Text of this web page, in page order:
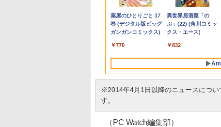
士通 NEC DELL HP等
Celeron 初めてパソコ
ンを使う方や初心者向
け メモリ4GB
HDD320GBまたは
SSD128GB
き ノートPC 1ヶ月保
ノートパソコン【中
古】
￥7,800
ソコン Lenovo
ThinkPad X390 第8世
代 Core i5 8265U メモ
リ8GB SSD 256GB
PCIe Win11 Pro 13.3
インチ フルHD WWAN
認証 顔認証 レノボ
￥14,800
11【Office付】
【Windows 11 Pro
64Bit搭載】DELL
Optiplexシリーズ
Core i5搭載/4G/新品
SSD 120GB/DVD-
￥24,800
G3 Pro Intel Core i3
10110U 16GB DDR4
64GBまで増設 512GB
SSD M.2 2242 最大8TB
Windows11 Pro mini
pc 4.1GHz WIFI6
応 ミニパソコン 2画面
高性能 みにpc
￥66,248
レイ100Hz FHD 1080P VGA
ブルーライト軽減 フリッカ
ーフリー VESA対応 フレー
ムレス HDMI1.4／DP／VGA
コントラスト1000:1 チルト
調節可 ビジネス用 【送料無
￥10,980
ーレス 24.5型
ライトカット ノ
HDMI Adaptive-
ク MAXZEN
クスゼン
￥11,980
す。（13） 【電子書
籍】[ ユーリ ]
￥792 ￥792
Anker Soundcore
P40i オフホワイト
Anker Soundcore
P31i ブラック
￥5,990
BRUCE WAYNE feat.
Flo Milli, ATL Jacob
[Explicit]
￥250
BRUCE WAYNE feat.
Flo Milli, ATL Jacob
[Explicit]
￥250
【Amazon.co.jp限
定】 い・ろ・は・す
2L PET ラベルレス
￥1,112
by Amazon 天然水
ラベルレス 500ml
×24本 富士山の天然
ミネラルウォーター
ペットボトル 静岡県
産 500ミリリットル
(Smart Basic)
￥1,380
薬屋のひとりごと 17
巻 (デジタル版ビッグ
ガンガンコミックス)
￥770
異世界居酒屋「の
ぶ」(22) (角川コミッ
クス・エース)
￥832
※2014年4月1日以降のニュースについ
す。
（PC Watch編集部）